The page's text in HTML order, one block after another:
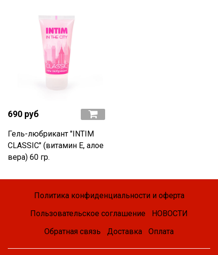
690 руб
Гель-любрикант "INTIM
CLASSIC" (витамин Е, алое
вера) 60 гр.
Политика конфиденциальности и оферта
Пользовательское соглашение
НОВОСТИ
Обратная связь
Доставка Оплата